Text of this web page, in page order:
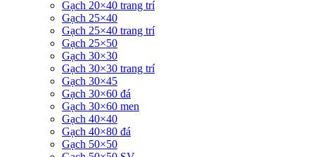
Gạch 20×40 trang trí
Gạch 25×40
Gạch 25×40 trang trí
Gạch 25×50
Gạch 30×30
Gạch 30×30 trang trí
Gạch 30×45
Gạch 30×60 đá
Gạch 30×60 men
Gạch 40×40
Gạch 40×80 đá
Gạch 50×50